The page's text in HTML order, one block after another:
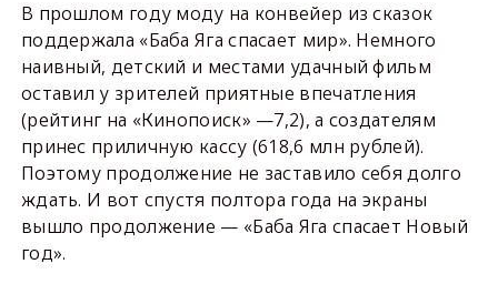
В прошлом году моду на конвейер из сказок
поддержала «Баба Яга спасает мир». Немного
наивный, детский и местами удачный фильм
оставил у зрителей приятные впечатления
(рейтинг на «Кинопоиск» —7,2), а создателям
принес приличную кассу (618,6 млн рублей).
Поэтому продолжение не заставило себя долго
ждать. И вот спустя полтора года на экраны
вышло продолжение — «Баба Яга спасает Новый
год».